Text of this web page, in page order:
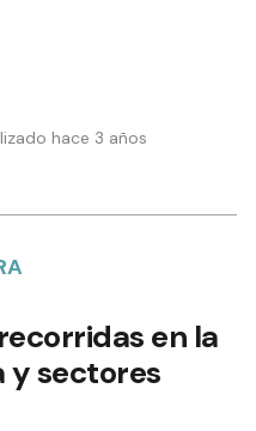
hace 3 años
en la
y sectores